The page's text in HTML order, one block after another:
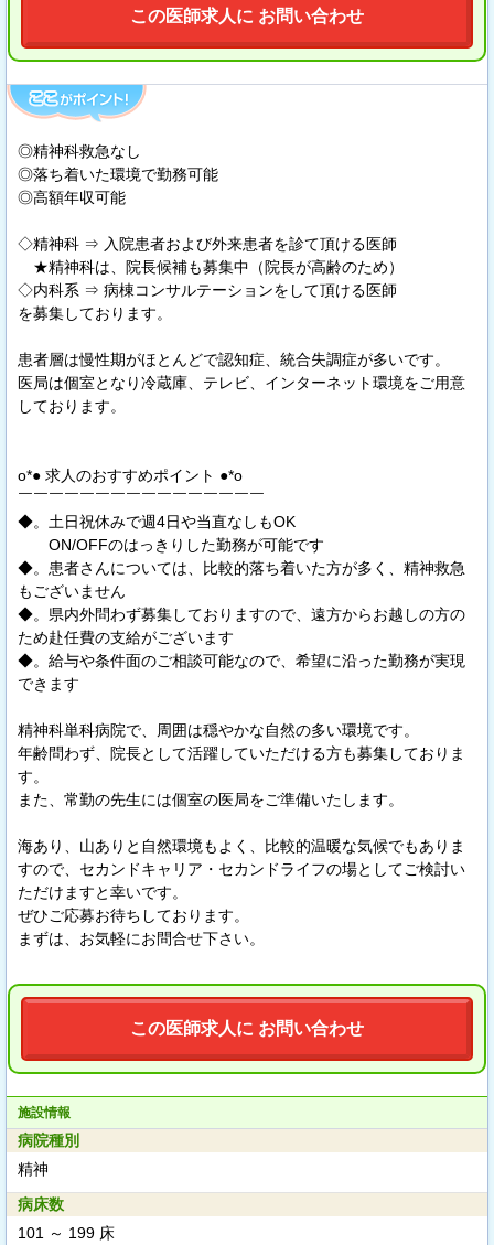
この医師求人に お問い合わせ
◎精神科救急なし
◎落ち着いた環境で勤務可能
◎高額年収可能
◇精神科 ⇒ 入院患者および外来患者を診て頂ける医師
★精神科は、院長候補も募集中（院長が高齢のため）
◇内科系 ⇒ 病棟コンサルテーションをして頂ける医師
を募集しております。
患者層は慢性期がほとんどで認知症、統合失調症が多いです。
医局は個室となり冷蔵庫、テレビ、インターネット環境をご用意
しております。
o*● 求人のおすすめポイント ●*o
￣￣￣￣￣￣￣￣￣￣￣￣￣￣￣￣
◆。土日祝休みで週4日や当直なしもOK
ON/OFFのはっきりした勤務が可能です
◆。患者さんについては、比較的落ち着いた方が多く、精神救急
もございません
◆。県内外問わず募集しておりますので、遠方からお越しの方の
ため赴任費の支給がございます
◆。給与や条件面のご相談可能なので、希望に沿った勤務が実現
できます
精神科単科病院で、周囲は穏やかな自然の多い環境です。
年齢問わず、院長として活躍していただける方も募集しておりま
す。
また、常勤の先生には個室の医局をご準備いたします。
海あり、山ありと自然環境もよく、比較的温暖な気候でもありま
すので、セカンドキャリア・セカンドライフの場としてご検討い
ただけますと幸いです。
ぜひご応募お待ちしております。
まずは、お気軽にお問合せ下さい。
この医師求人に お問い合わせ
施設情報
病院種別
精神
病床数
101 ～ 199 床